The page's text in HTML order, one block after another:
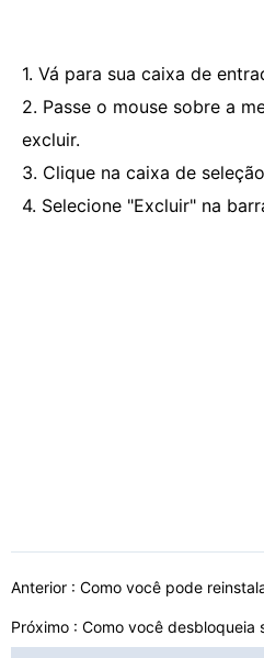
1. Vá para sua caixa de
2. Passe o mouse sobre a
excluir.
3. Clique na caixa de
4. Selecione "Excluir" na
Anterior : Como você pode
Próximo : Como você desbloqueia